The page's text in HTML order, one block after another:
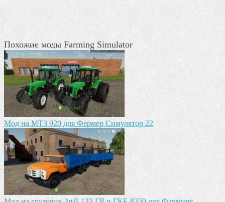
Похожие моды Farming Simulator
Мод на МТЗ 920 для Фермер Симулятор 22